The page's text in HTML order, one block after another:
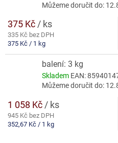
Můžeme doručit do:
375 Kč/ ks
335 Kč bez DPH
Měrná
375 Kč / 1 kg
balení: 3 kg
Skladem EAN:
Můžeme doručit do:
1 058 Kč / ks
945 Kč bez DPH
Měrná
352,67 Kč / 1 kg